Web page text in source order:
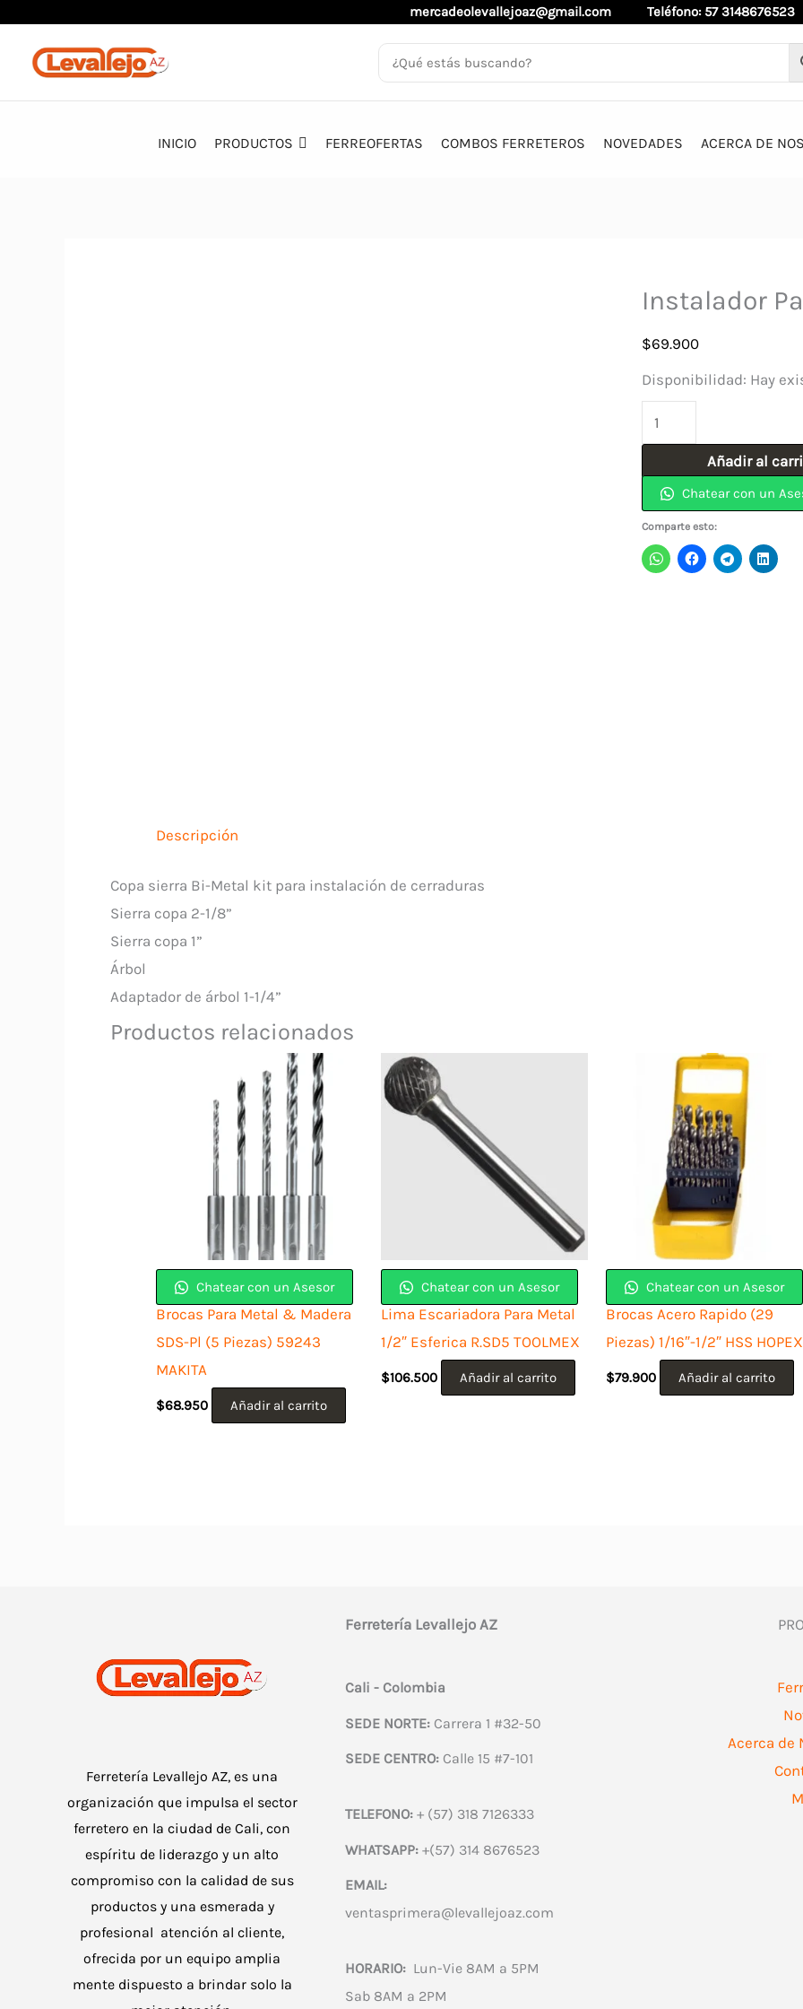
contenido
mercadeolevallejoaz@gmail.com Teléfono: 57 3148676523
INICIO PRODUCTOS FERREOFERTAS COMBOS FERRETEROS NOVEDADES ACERCA DE
Instalador
$69.900
Disponibilidad: Hay
Instalador
Para
Cerradura
Bimetal
cantidad
Añadir al
Chatear con un
Comparte esto:
Descripción
Copa sierra Bi-Metal kit para instalación de cerraduras
Sierra copa 2-1/8”
Sierra copa 1”
Árbol
Adaptador de árbol 1-1/4”
Productos relacionados
Chatear con un Asesor
Brocas Para Metal & Madera
SDS-Pl (5 Piezas) 59243
MAKITA
$68.950 Añadir al carrito
Chatear con un Asesor
Lima Escariadora Para Metal
1/2″ Esferica R.SD5 TOOLMEX
$106.500 Añadir al carrito
Chatear con un Asesor
Brocas Acero Rapido (29
Piezas) 1/16″-1/2″ HSS HOPEX
$79.900 Añadir al carrito
Ferretería Levallejo AZ, es una
organización que impulsa el sector
ferretero en la ciudad de Cali, con
espíritu de liderazgo y un alto
compromiso con la calidad de sus
productos y una esmerada y
profesional atención al cliente,
ofrecida por un equipo amplia
mente dispuesto a brindar solo la
Ferretería Levallejo AZ
Cali - Colombia
SEDE NORTE:Carrera 1 #32-50
SEDE CENTRO:Calle 15 #7-101
TELEFONO:+ (57) 318 7126333
WHATSAPP:+(57) 314 8676523
EMAIL:
ventasprimera@levallejoaz.com
HORARIO:Lun-Vie 8AM a 5PM
Sab 8AM a 2PM
Acerca de